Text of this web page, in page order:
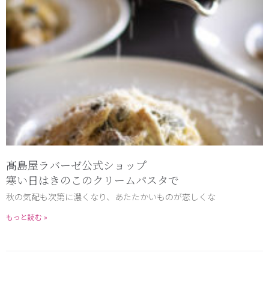
髙島屋ラバーゼ公式ショップ
寒い日はきのこのクリームパスタで
秋の気配も次第に濃くなり、あたたかいものが恋しくな
もっと読む »